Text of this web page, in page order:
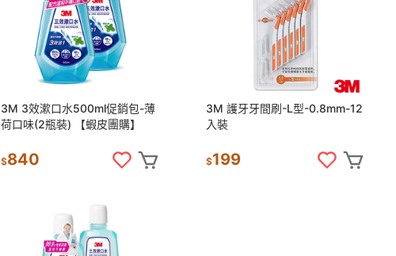
3M 3效漱口水500ml促銷包-薄
荷口味(2瓶裝) 【蝦皮團購】
$840
3M 護牙牙間刷-L型-0.8mm-12
入裝
$199